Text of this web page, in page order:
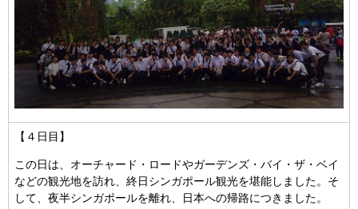
【４日目】
この日は、オーチャード・ロードやガーデンズ・バイ・ザ・ベイ
などの観光地を訪れ、終日シンガポール観光を堪能しました。そ
して、夜半シンガポールを離れ、日本への帰路につきました。